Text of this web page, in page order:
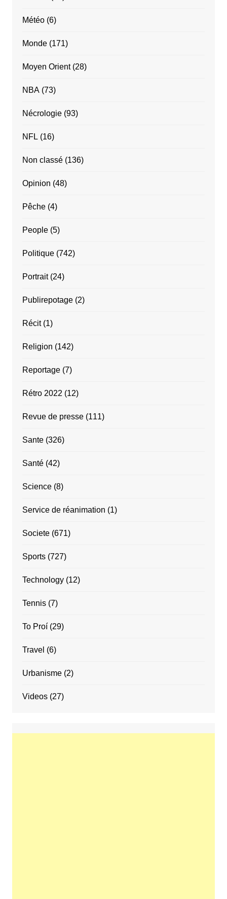
Météo(6)
Monde(171)
Moyen Orient(28)
NBA(73)
Nécrologie(93)
NFL (16)
Non classé(136)
Opinion (48)
Pêche(4)
People(5)
Politique(742)
Portrait(24)
Publirepotage(2)
Récit(1)
Religion (142)
Reportage(7)
Rétro 2022 (12)
Revue de presse(111)
Sante(326)
Santé(42)
Science(8)
Service de réanimation (1)
Societe(671)
Sports(727)
Technology(12)
Tennis(7)
To Proí(29)
Travel (6)
Urbanisme(2)
Videos(27)